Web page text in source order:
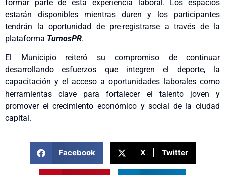
formar parte de esta experiencia laboral. Los espacios
estarán disponibles mientras duren y los participantes
tendrán la oportunidad de pre-registrarse a través de la
plataforma TurnosPR.
El Municipio reiteró su compromiso de continuar
desarrollando esfuerzos que integren el deporte, la
capacitación y el acceso a oportunidades laborales como
herramientas clave para fortalecer el talento joven y
promover el crecimiento económico y social de la ciudad
capital.
Facebook X | Twitter